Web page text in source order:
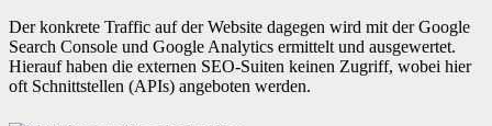
Der konkrete Traffic auf der Website dagegen wird mit der Google
Search Console und Google Analytics ermittelt und ausgewertet.
Hierauf haben die externen SEO-Suiten keinen Zugriff, wobei hier
oft Schnittstellen (APIs) angeboten werden.